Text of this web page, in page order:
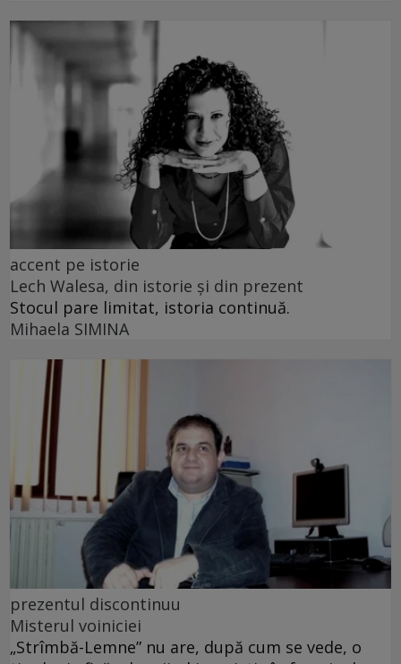
accent pe istorie
Lech Walesa, din istorie și din prezent
Stocul pare limitat, istoria continuă.
Mihaela SIMINA
prezentul discontinuu
Misterul voiniciei
„Strîmbă-Lemne” nu are, după cum se vede, o